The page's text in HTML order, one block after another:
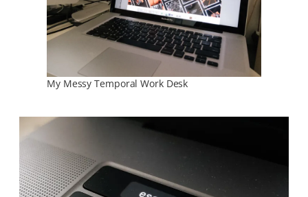
My Messy Temporal Work Desk